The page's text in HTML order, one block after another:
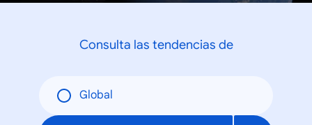
Consulta las tendencias de
Global